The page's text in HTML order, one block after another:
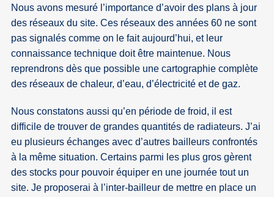
Nous avons mesuré l’importance d’avoir des plans à jour
des réseaux du site. Ces réseaux des années 60 ne sont
pas signalés comme on le fait aujourd’hui, et leur
connaissance technique doit être maintenue. Nous
reprendrons dès que possible une cartographie complète
des réseaux de chaleur, d’eau, d’électricité et de gaz.
Nous constatons aussi qu’en période de froid, il est
difficile de trouver de grandes quantités de radiateurs. J’ai
eu plusieurs échanges avec d’autres bailleurs confrontés
à la même situation. Certains parmi les plus gros gèrent
des stocks pour pouvoir équiper en une journée tout un
site. Je proposerai à l’inter-bailleur de mettre en place un